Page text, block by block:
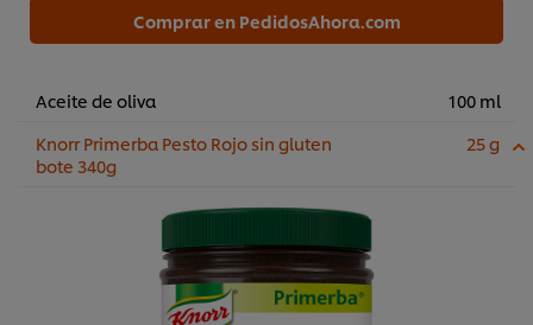
Comprar en PedidosAhora.com
Aceite de oliva
100 ml
Knorr Primerba Pesto Rojo sin gluten
bote 340g
25 g